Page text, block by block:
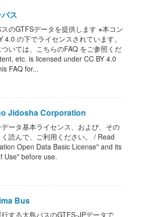
ス
のGTFSデータを提供します ※本コン
4.0 の下でライセンスされています。
いては、こちらのFAQ をご参照くだ
etc. is licensed under CC BY 4.0
FAQ for...
Jidosha Corporation
ータ基本ライセンス、および、その
読んで、ご利用ください。 / Read
Open Data Basic License" and its
Use" before use.
Bus
する大島バスのGTFS-JPデータで